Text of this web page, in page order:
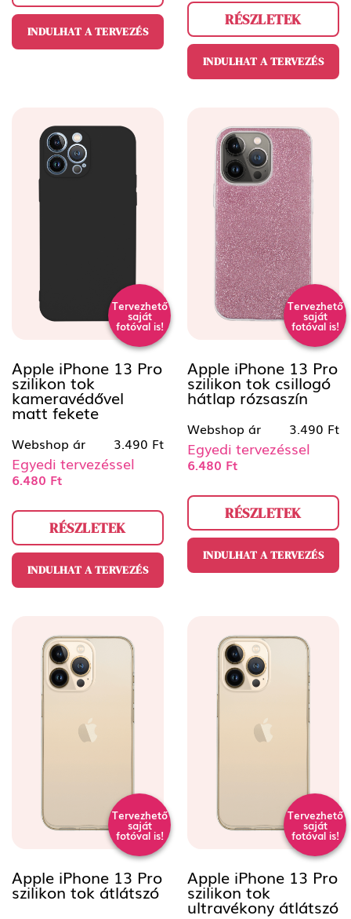
INDULHAT A TERVEZÉS
RÉSZLETEK
INDULHAT A TERVEZÉS
Tervezhető
saját
fotóval is!
Apple iPhone 13 Pro
szilikon tok
kameravédővel
matt fekete
Webshop ár 3.490 Ft
Egyedi tervezéssel
6.480 Ft
RÉSZLETEK
INDULHAT A TERVEZÉS
Tervezhető
saját
fotóval is!
Apple iPhone 13 Pro
szilikon tok csillogó
hátlap rózsaszín
Webshop ár 3.490 Ft
Egyedi tervezéssel
6.480 Ft
RÉSZLETEK
INDULHAT A TERVEZÉS
Tervezhető
saját
fotóval is!
Apple iPhone 13 Pro
szilikon tok átlátszó
Tervezhető
saját
fotóval is!
Apple iPhone 13 Pro
szilikon tok
ultravékony átlátszó